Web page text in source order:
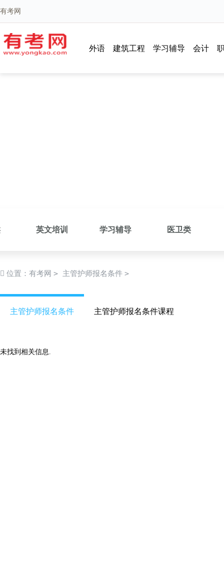
有考网
外语 建筑工程 学习辅导 会计
英文培训 学习辅导 医卫类
位置： 有考网 > 主管护师报名条件 >
主管护师报名条件 主管护师报名条件课程
未找到相关信息.